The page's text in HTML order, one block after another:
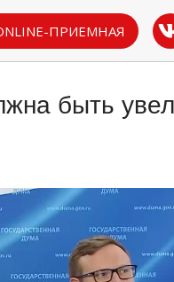
ПРИЕМНАЯ
быть